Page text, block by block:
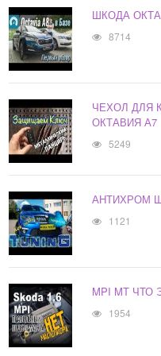
ШКОДА
8714
ЧЕХОЛ ДЛЯ
ОКТАВИЯ А7
5249
АНТИХРОМ
1121
MPI MT
1954